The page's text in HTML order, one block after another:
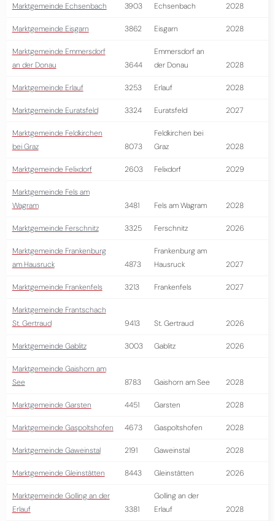
Marktgemeinde Echsenbach 3903 Echsenbach 2028
Marktgemeinde Eisgarn 3862 Eisgarn 2028
Marktgemeinde Emmersdorf
an der Donau
3644
Emmersdorf an
der Donau
2028
Marktgemeinde Erlauf 3253 Erlauf 2028
Marktgemeinde Euratsfeld 3324 Euratsfeld 2027
Marktgemeinde Feldkirchen
bei Graz
8073
Feldkirchen bei
Graz
2028
Marktgemeinde Felixdorf 2603 Felixdorf 2029
Marktgemeinde Fels am
Wagram
3481 Fels am Wagram 2028
Marktgemeinde Ferschnitz 3325 Ferschnitz 2026
Marktgemeinde Frankenburg
am Hausruck
4873
Frankenburg am
Hausruck
2027
Marktgemeinde Frankenfels 3213 Frankenfels 2027
Marktgemeinde Frantschach
St. Gertraud
9413 St. Gertraud 2026
Marktgemeinde Gablitz 3003 Gablitz 2026
Marktgemeinde Gaishorn am
See
8783 Gaishorn am See 2028
Marktgemeinde Garsten 4451 Garsten 2028
Marktgemeinde Gaspoltshofen 4673 Gaspoltshofen 2028
Marktgemeinde Gaweinstal 2191 Gaweinstal 2028
Marktgemeinde Gleinstätten 8443 Gleinstätten 2026
Marktgemeinde Golling an der
Erlauf
3381
Golling an der
Erlauf
2028